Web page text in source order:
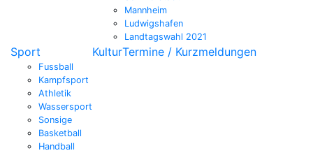
Mannheim
Ludwigshafen
Landtagswahl 2021
Sport
Fussball
Kampfsport
Athletik
Wassersport
Sonsige
Basketball
Handball
KulturTermine / Kurzmeldungen